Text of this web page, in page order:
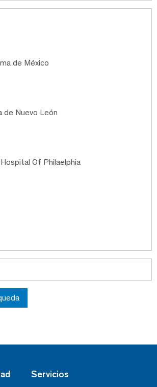
de México
de Nuevo León
Of Philaelphia
Servicios